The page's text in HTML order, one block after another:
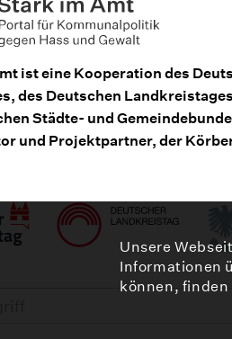
Unsere
Informationen
können, finden
ist eine Kooperation des
des Deutschen
Städte- und
und Projektpartner, der